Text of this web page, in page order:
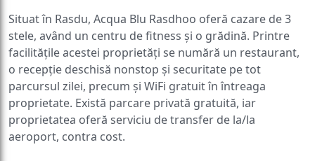
Situat în Rasdu, Acqua Blu Rasdhoo oferă cazare de 3
stele, având un centru de fitness și o grădină. Printre
facilitățile acestei proprietăți se numără un restaurant,
o recepție deschisă nonstop și securitate pe tot
parcursul zilei, precum și WiFi gratuit în întreaga
proprietate. Există parcare privată gratuită, iar
proprietatea oferă serviciu de transfer de la/la
aeroport, contra cost.